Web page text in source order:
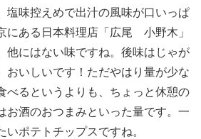
塩味控えめで出汁の風味が口いっぱ
にある日本料理店「広尾 小野木」
他にはない味ですね。後味はじゃが
おいしいです！ただやはり量が少な
べるというよりも、ちょっと休憩の
お酒のおつまみといった量です。一
ポテトチップスですね。